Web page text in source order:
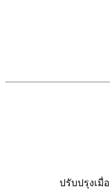
ปรับปรุงเมื่อ